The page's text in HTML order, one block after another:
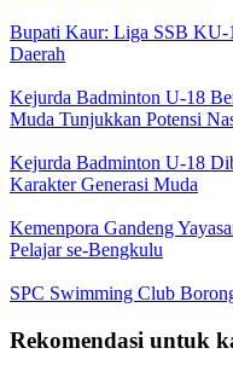
Bupati Kaur: Liga SSB KU-
Daerah
Kejurda Badminton U-18
Muda Tunjukkan Potensi
Kejurda Badminton U-18
Karakter Generasi Muda
Kemenpora Gandeng
Pelajar se-Bengkulu
SPC Swimming Club
Rekomendasi untuk